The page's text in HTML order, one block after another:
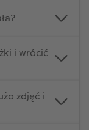
i wrócić
zdjęć i